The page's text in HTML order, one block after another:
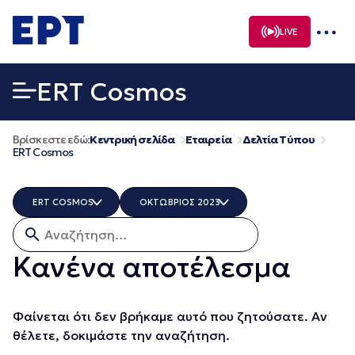
σε
περιεχόμενο
LIVE
ERT Cosmos
Βρίσκεστε εδώ:Κεντρική σελίδα Εταιρεία
Δελτία Τύπου
ERT Cosmos
ERT COSMOS
ΟΛΑ
ERTECHO
ERTFLIX
EΡΤ2 ΣΠΟΡ
EΡΤ3
ΟΚΤΩΒΡΙΟΣ 2023
ΔΕΚΕΜΒΡΙΟΣ 2025
ΝΟΕΜΒΡΙΟΣ 2025
ΑΥΓΟΥΣΤΟΣ 2025
ΙΟΥΛΙΟΣ 2025
Αναζήτηση για:
Κανένα αποτέλεσμα
Φαίνεται ότι δεν βρήκαμε αυτό που ζητούσατε. Αν
θέλετε, δοκιμάστε την αναζήτηση.